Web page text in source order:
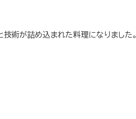
術が詰め込まれた料理になりました。